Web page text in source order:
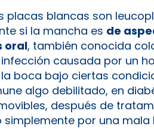
placas blancas son
si la mancha es de
oral, también conocida
infección causada por un
boca bajo ciertas
algo debilitado, en
después de
simplemente por una mala